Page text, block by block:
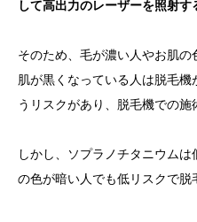
して高出力のレーザーを照射す
そのため、毛が濃い人やお肌
肌が黒くなっている人は脱毛
うリスクがあり、 脱毛機での施
しかし、ソプラノチタニウム
の色が暗い人でも低リスクで脱